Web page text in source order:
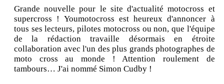
Grande nouvelle pour le site d'actualité motocross et
supercross ! Youmotocross est heureux d'annoncer à
tous ses lecteurs, pilotes motocross ou non, que l'équipe
de la rédaction travaille désormais en étroite
collaboration avec l'un des plus grands photographes de
moto cross au monde ! Attention roulement de
tambours… J'ai nommé Simon Cudby !